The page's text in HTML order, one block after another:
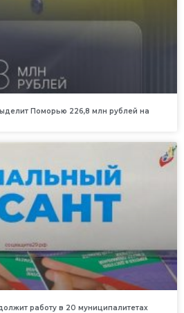
Поморью 226,8 млн рублей на
работу в 20 муниципалитетах